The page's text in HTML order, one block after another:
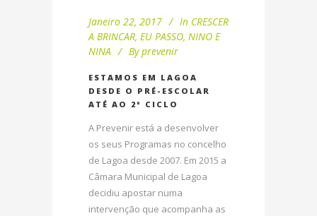
Janeiro 22, 2017 In CRESCER
A BRINCAR, EU PASSO, NINO E
NINA
By prevenir
ESTAMOS EM LAGOA
DESDE O PRÉ-ESCOLAR
ATÉ AO 2º CICLO
A Prevenir está a desenvolver
os seus Programas no concelho
de Lagoa desde 2007. Em 2015 a
Câmara Municipal de Lagoa
decidiu apostar numa
intervenção que acompanha as